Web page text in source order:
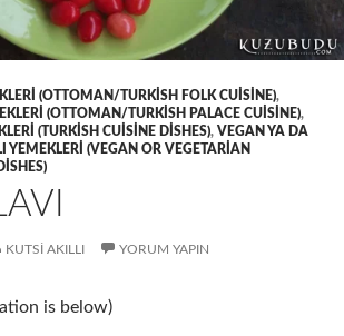
(OTTOMAN/TURKISH FOLK CUISINE),
(OTTOMAN/TURKISH PALACE CUISINE),
(TURKISH CUISINE DISHES), VEGAN YA DA
YEMEKLERI (VEGAN OR VEGETARIAN
KUTSI AKILLI YORUM YAPIN
is below)